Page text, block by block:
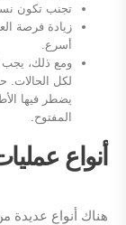
تجنب تكون
زيادة فرصة
أسرع.
ومع ذلك، يجب
لكل الحالات.
يضطر فيها
المفتوح.
أنواع
هناك أنواع عديدة